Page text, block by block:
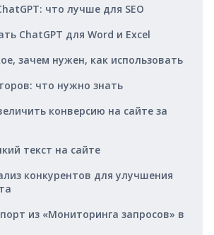
что лучше для SEO
ChatGPT для Word и Excel
зачем нужен, как использовать
что нужно знать
конверсию на сайте за
текст на сайте
конкурентов для улучшения
из «Мониторинга запросов» в